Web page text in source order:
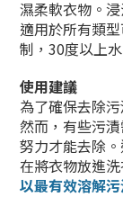
濕柔軟衣物。
適用於所有類
制，30度以上
使用建議
為了確保去除
然而，有些污
努力才能去除
在將衣物放進洗
以最有效溶解